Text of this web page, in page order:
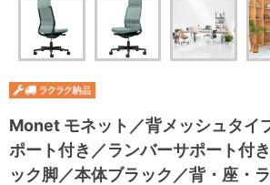
Monet モネット／背メッシュタイ
ポート付き／ランバーサポート付
ック脚／本体ブラック／背・座・